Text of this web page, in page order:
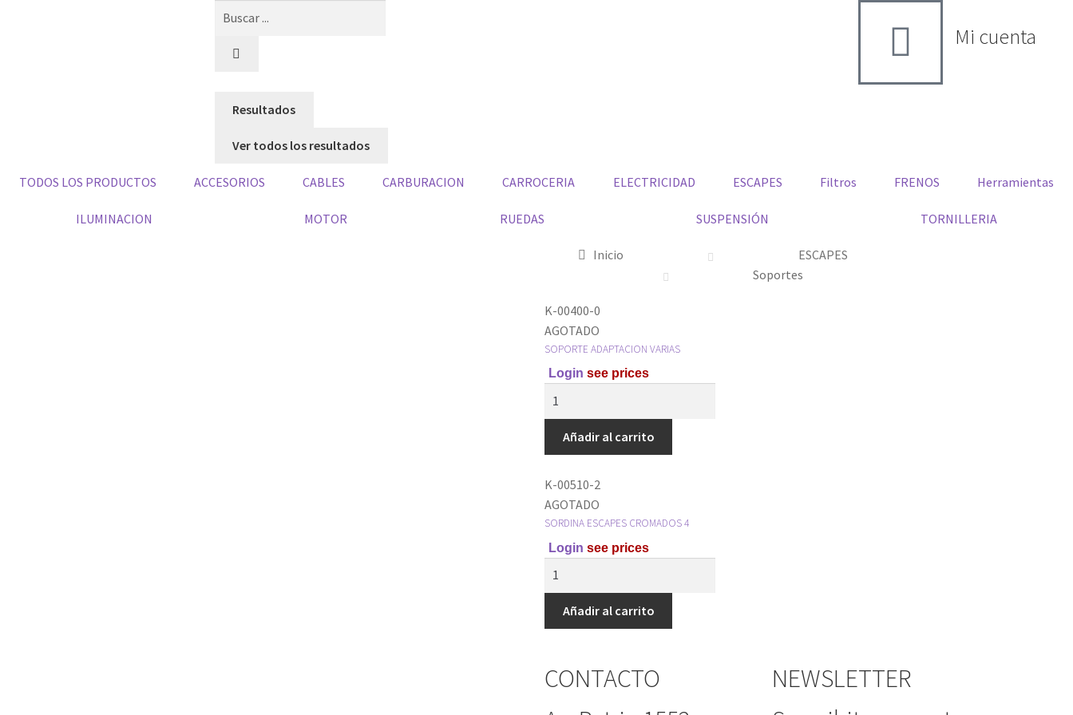
Resultados
Ver todos los resultados
Mi cuenta
TODOS LOS PRODUCTOS ACCESORIOS CABLES CARBURACION CARROCERIA ELECTRICIDAD ESCAPES Filtros FRENOS Herramientas
ILUMINACION MOTOR RUEDAS SUSPENSIÓN TORNILLERIA
Inicio
ESCAPES
Soportes
K-00400-0
AGOTADO
SOPORTE ADAPTACION VARIAS
Login see prices
Añadir al carrito
K-00510-2
AGOTADO
SORDINA ESCAPES CROMADOS 4
Login see prices
Añadir al carrito
CONTACTO
NEWSLETTER